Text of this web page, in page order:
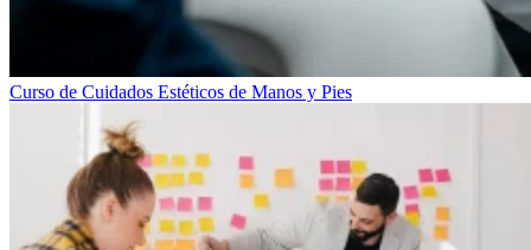
Curso de Cuidados Estéticos de Manos y Pies